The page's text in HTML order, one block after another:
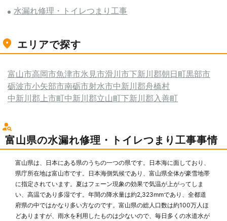
水漏れ修理・トイレつまり工事
エリアで探す
富山市高岡市魚津市氷見市滑川市下新川郡朝日町黒部市
砺波市小矢部市南砺市射水市中新川郡舟橋村
中新川郡上市町中新川郡立山町下新川郡入善町
富山県の水漏れ修理・トイレつまり工事事情
富山県は、日本にある県のうちの一つの県です。日本海に面しており、
県庁所在地は富山市です。日本海側気候であり、富山県全体が豪雪地帯
に指定されています。夏はフェーン現象の効果で気温が上がってしま
い、高温であり多湿です。年間の降水量は約2,323mmであり、全都道
府県の中ではかなり多い方なのです。富山県の総人口数は約100万人ほ
どありますが、雨水を利用したものは少ないので、毎日多くの水道水が